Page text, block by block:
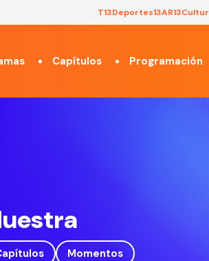
T13Deportes13AR13
Capítulos Programación
Momentos